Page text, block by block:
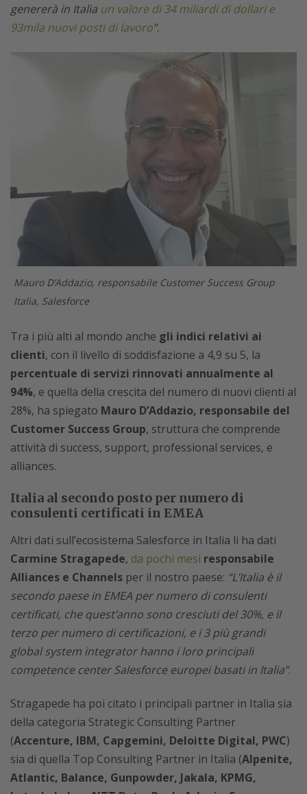
genererà in Italia un valore di 34 miliardi di dollari e
93mila nuovi posti di lavoro”.
Mauro D’Addazio, responsabile Customer Success Group
Italia, Salesforce
Tra i più alti al mondo anche gli indici relativi ai
clienti, con il livello di soddisfazione a 4,9 su 5, la
percentuale di servizi rinnovati annualmente al
94%, e quella della crescita del numero di nuovi clienti al
28%, ha spiegato Mauro D’Addazio, responsabile del
Customer Success Group, struttura che comprende
attività di success, support, professional services, e
alliances.
Italia al secondo posto per numero di
consulenti certificati in EMEA
Altri dati sull’ecosistema Salesforce in Italia li ha dati
Carmine Stragapede, da pochi mesi responsabile
Alliances e Channels per il nostro paese: “L’Italia è il
secondo paese in EMEA per numero di consulenti
certificati, che quest’anno sono cresciuti del 30%, e il
terzo per numero di certificazioni, e i 3 più grandi
global system integrator hanno i loro principali
competence center Salesforce europei basati in Italia”.
Stragapede ha poi citato i principali partner in Italia sia
della categoria Strategic Consulting Partner
(Accenture, IBM, Capgemini, Deloitte Digital, PWC)
sia di quella Top Consulting Partner in Italia (Alpenite,
Atlantic, Balance, Gunpowder, Jakala, KPMG,